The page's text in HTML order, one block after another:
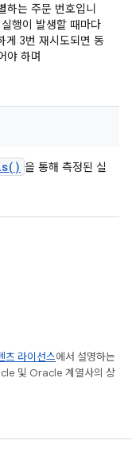
하는 주문 번호입니
행이 발생할 때마다
게 3번 재시도되면 동
야 하며
) 을 통해 측정된 실
츠 라이선스에서 설명하는
및 Oracle 계열사의 상